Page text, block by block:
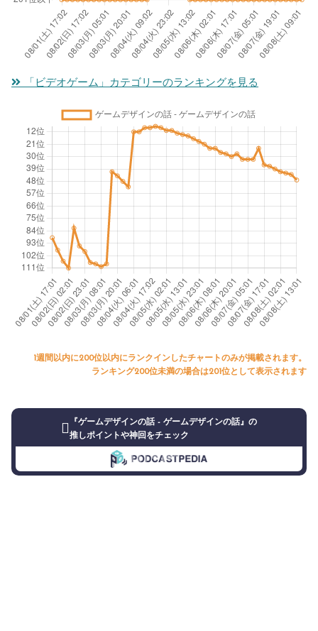
「ビデオゲーム」カテゴリーのランキングを見る
1週間以内に200位以内にランクインしたチャートのみが掲載されます。
ランキング200位未満の場合は201位として表示されます
『ゲームデザインの話 - ゲームデザインの話』の
推しポイントや神回をチェック